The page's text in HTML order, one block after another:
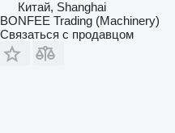
Китай, Shanghai
BONFEE Trading (Machinery)
Связаться с продавцом